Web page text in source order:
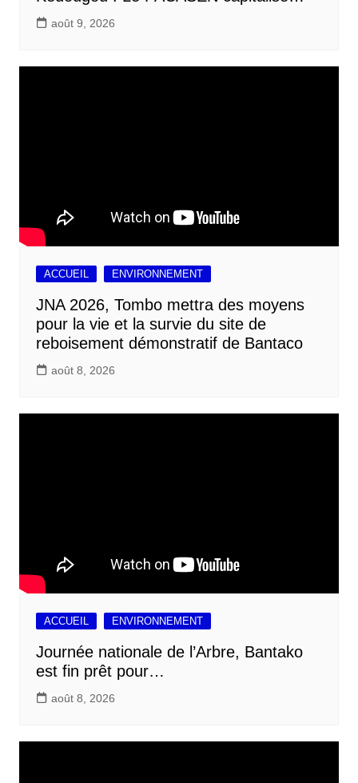
août 9, 2026
ACCUEIL ENVIRONNEMENT
JNA 2026, Tombo mettra des moyens
pour la vie et la survie du site de
reboisement démonstratif de Bantaco
août 8, 2026
ACCUEIL ENVIRONNEMENT
Journée nationale de l’Arbre, Bantako
est fin prêt pour…
août 8, 2026